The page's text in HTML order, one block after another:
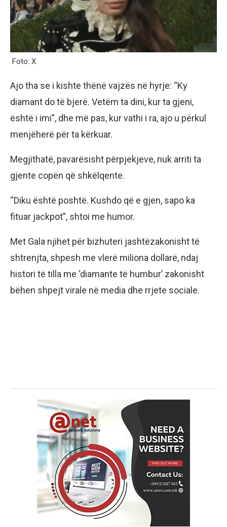
Foto: X
Ajo tha se i kishte thënë vajzës në hyrje: “Ky
diamant do të bjerë. Vetëm ta dini, kur ta gjeni,
është i imi”, dhe më pas, kur vathi i ra, ajo u përkul
menjëherë për ta kërkuar.
Megjithatë, pavarësisht përpjekjeve, nuk arriti ta
gjente copën që shkëlqente.
“Diku është poshtë. Kushdo që e gjen, sapo ka
fituar jackpot”, shtoi me humor.
Met Gala njihet për bizhuteri jashtëzakonisht të
shtrenjta, shpesh me vlerë miliona dollarë, ndaj
histori të tilla me ‘diamante të humbur’ zakonisht
bëhen shpejt virale në media dhe rrjete sociale.